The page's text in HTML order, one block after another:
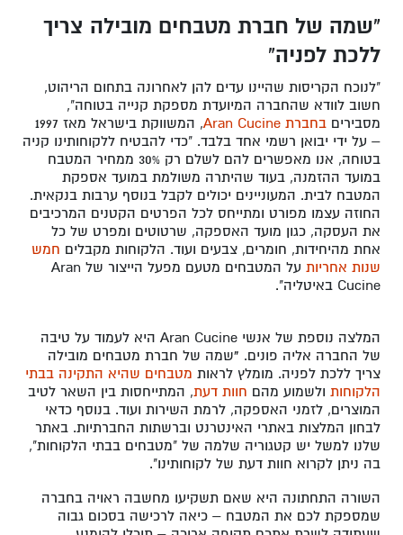
"שמה של חברת מטבחים מובילה צריך
ללכת לפניה"
"לנוכח הקריסות שהיינו עדים להן לאחרונה בתחום הריהוט,
חשוב לוודא שהחברה המיועדת מספקת קנייה בטוחה",
מסבירים בחברת Aran Cucine
, המשווקת בישראל מאז 1997
– על ידי יבואן רשמי אחד בלבד. "כדי להבטיח ללקוחותינו קניה
בטוחה, אנו מאפשרים להם לשלם רק 30% ממחיר המטבח
במועד ההזמנה, בעוד שהיתרה משולמת במועד אספקת
המטבח לבית. המעוניינים יכולים לקבל בנוסף ערבות בנקאית.
החוזה עצמו מפורט ומתייחס לכל הפרטים הקטנים המרכיבים
את העסקה, כגון מועד האספקה, שרטוטים ומפרט של כל
אחת מהיחידות, חומרים, צבעים ועוד. הלקוחות מקבלים חמש
שנות אחריות
על המטבחים מטעם מפעל הייצור של Aran
Cucine באיטליה".
המלצה נוספת של אנשי Aran Cucine היא לעמוד על טיבה
של החברה אליה פונים. "שמה של חברת מטבחים מובילה
צריך ללכת לפניה. מומלץ לראות מטבחים שהיא התקינה בבתי
הלקוחות ולשמוע מהם חוות דעת, המתייחסות בין השאר לטיב
המוצרים, לזמני האספקה, לרמת השירות ועוד. בנוסף כדאי
לבחון המלצות באתרי האינטרנט וברשתות החברתיות. באתר
שלנו למשל יש קטגוריה שלמה של "מטבחים בבתי הלקוחות",
בה ניתן לקרוא חוות דעת של לקוחותינו".
השורה התחתונה היא שאם תשקיעו מחשבה ראויה בחברה
שמספקת לכם את המטבח – כיאה לרכישה בסכום גבוה